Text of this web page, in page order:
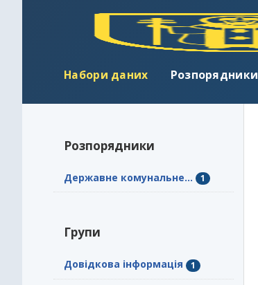
Набори даних Розпорядники
Розпорядники
Державне комунальне... 1
Групи
Довідкова інформація 1